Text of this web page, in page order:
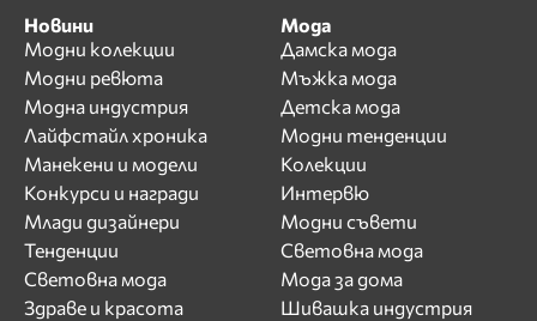
Новини
Модни колекции
Модни ревюта
Модна индустрия
Лайфстайл хроника
Манекени и модели
Конкурси и награди
Млади дизайнери
Тенденции
Световна мода
Здраве и красота
Мода
Дамска мода
Мъжка мода
Детска мода
Модни тенденции
Колекции
Интервю
Модни съвети
Световна мода
Мода за дома
Шивашка индустрия